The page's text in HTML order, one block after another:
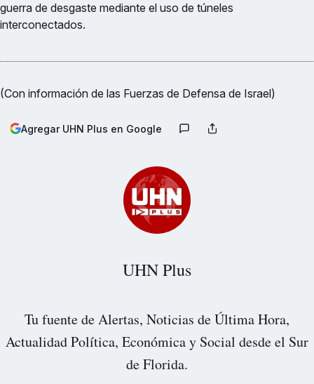
guerra de desgaste mediante el uso de túneles
interconectados.
(Con información de las Fuerzas de Defensa de Israel)
Agregar UHN Plus en Google
UHN Plus
Tu fuente de Alertas, Noticias de Última Hora,
Actualidad Política, Económica y Social desde el Sur
de Florida.